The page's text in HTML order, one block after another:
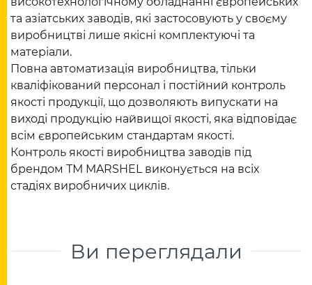
та азіатських заводів, які застосовують у своєму
виробництві лише якісні комплектуючі та
матеріали.
Повна автоматизація виробництва, тільки
кваліфікований персонал і постійний контроль
якості продукції, що дозволяють випускати на
виході продукцію найвищої якості, яка відповідає
всім європейським стандартам якості.
Контроль якості виробництва заводів під
брендом ТМ MARSHEL виконується на всіх
стадіях виробничих циклів.
Ви переглядали